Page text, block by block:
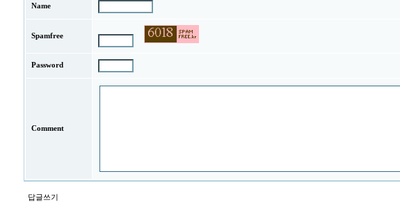
Name
Spamfree
Password
Comment
답글쓰기